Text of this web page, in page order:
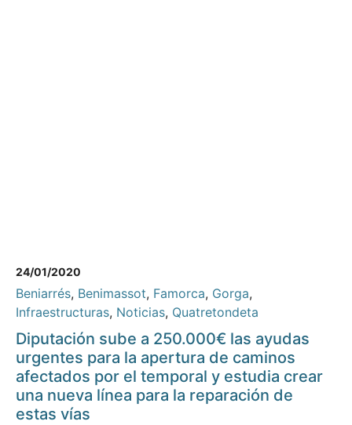
24/01/2020
Beniarrés, Benimassot, Famorca, Gorga,
Infraestructuras, Noticias, Quatretondeta
Diputación sube a 250.000€ las ayudas
urgentes para la apertura de caminos
afectados por el temporal y estudia crear
una nueva línea para la reparación de
estas vías